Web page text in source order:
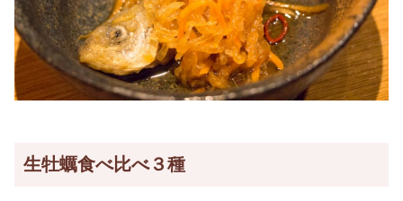
生牡蠣食べ比べ３種